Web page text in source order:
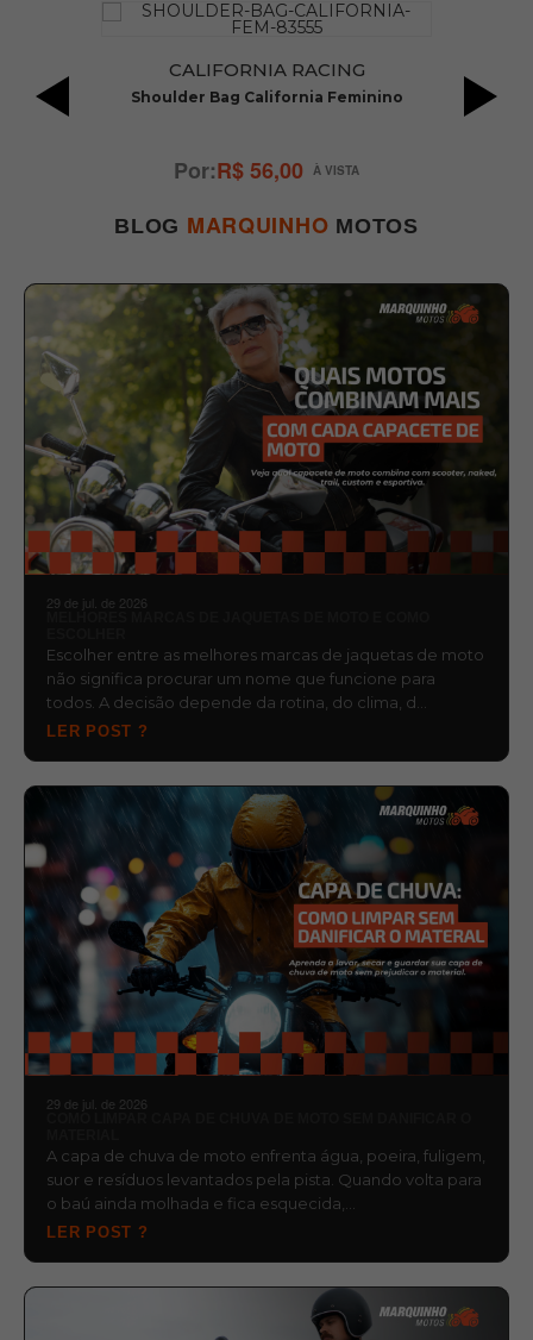
CALIFORNIA RACING
Shoulder Bag California Feminino
R$ 56,00
BLOG MARQUINHO MOTOS
29 de jul. de 2026
Escolher entre as melhores marcas de jaquetas de moto
não significa procurar um nome que funcione para
todos. A decisão depende da rotina, do clima, d…
LER POST ?
29 de jul. de 2026
A capa de chuva de moto enfrenta água, poeira, fuligem,
suor e resíduos levantados pela pista. Quando volta para
o baú ainda molhada e fica esquecida,…
LER POST ?